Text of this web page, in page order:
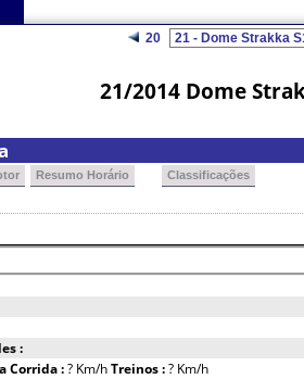
20
21/2014 Dome
Resumo Horário Classificações
:
Corrida :? Km/hTreinos :? Km/h